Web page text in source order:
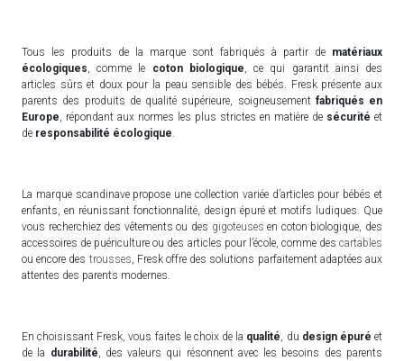
Tous les produits de la marque sont fabriqués à partir de matériaux
écologiques, comme le coton biologique, ce qui garantit ainsi des
articles sûrs et doux pour la peau sensible des bébés. Fresk présente aux
parents des produits de qualité supérieure, soigneusement fabriqués en
Europe, répondant aux normes les plus strictes en matière de sécurité et
de responsabilité écologique.
La marque scandinave propose une collection variée d’articles pour bébés et
enfants, en réunissant fonctionnalité, design épuré et motifs ludiques. Que
vous recherchiez des vêtements ou des gigoteusesen coton biologique, des
accessoires de puériculture ou des articles pour l’école, comme des cartables
ou encore des trousses, Fresk offre des solutions parfaitement adaptées aux
attentes des parents modernes.
En choisissant Fresk, vous faites le choix de la qualité, du design épuré et
de la durabilité, des valeurs qui résonnent avec les besoins des parents